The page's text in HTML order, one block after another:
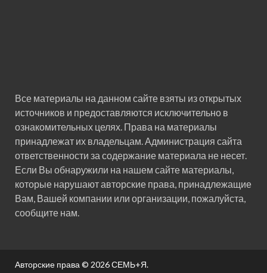
Все материалы на данном сайте взяты из открытых
источников и предоставляются исключительно в
ознакомительных целях. Права на материалы
принадлежат их владельцам. Администрация сайта
ответственности за содержание материала не несет.
Если Вы обнаружили на нашем сайте материалы,
которые нарушают авторские права, принадлежащие
Вам, Вашей компании или организации, пожалуйста,
сообщите нам.
Авторские права © 2026СЕМЬ+Я.